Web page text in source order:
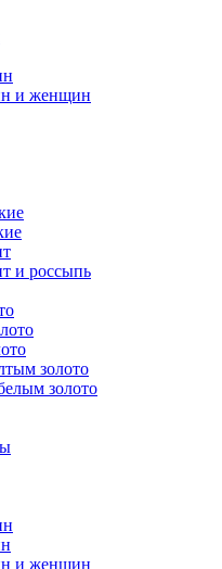
и женщин
и россыпь
золото
золото
и женщин